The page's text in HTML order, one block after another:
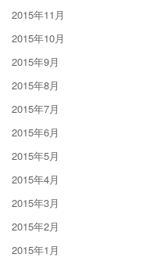
2015年11月
2015年10月
2015年9月
2015年8月
2015年7月
2015年6月
2015年5月
2015年4月
2015年3月
2015年2月
2015年1月